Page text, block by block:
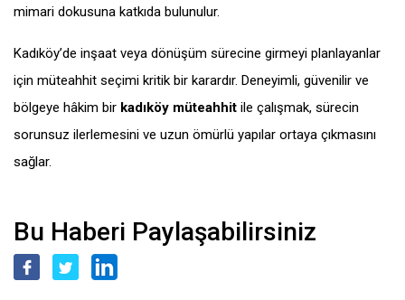
mimari dokusuna katkıda bulunulur.
Kadıköy’de inşaat veya dönüşüm sürecine girmeyi planlayanlar
için müteahhit seçimi kritik bir karardır. Deneyimli, güvenilir ve
bölgeye hâkim bir kadıköy müteahhit ile çalışmak, sürecin
sorunsuz ilerlemesini ve uzun ömürlü yapılar ortaya çıkmasını
sağlar.
Bu Haberi Paylaşabilirsiniz